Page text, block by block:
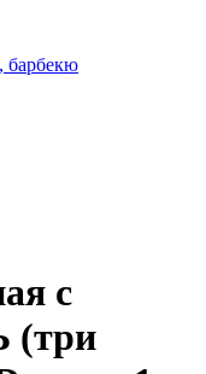
барбекю
с
(три